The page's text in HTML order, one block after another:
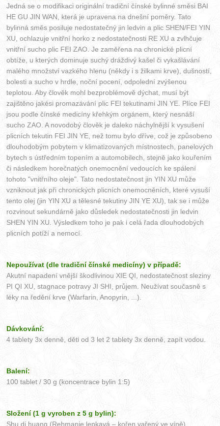
Jedná se o modifikaci originální tradiční čínské bylinné směsi BAI
HE GU JIN WAN, která je upravena na dnešní poměry. Tato
bylinná směs posiluje nedostatečný jin ledvin a plic SHEN/FEI YIN
XU, ochlazuje vnitřní horko z nedostatečnosti RE XU a zvlhčuje
vnitřní sucho plic FEI ZAO. Je zaměřena na chronické plicní
obtíže, u kterých dominuje suchý dráždivý kašel či vykašlávání
malého množství vazkého hlenu (někdy i s žilkami krve), dušností,
bolesti a sucho v hrdle, noční pocení, odpolední zvýšenou
teplotou. Aby člověk mohl bezproblémově dýchat, musí být
zajištěno jakési promazávání plic FEI tekutinami JIN YE. Plíce FEI
jsou podle čínské medicíny křehkým orgánem, který nesnáší
sucho ZAO. A novodobý člověk je daleko náchylnější k vysušení
plicních tekutin FEI JIN YE, než tomu bylo dříve, což je způsobeno
dlouhodobým pobytem v klimatizovaných místnostech, panelových
bytech s ústředním topením a automobilech, stejně jako kouřením
či následkem horečnatých onemocnění vedoucích ke spálení
tohoto "vnitřního oleje". Tato nedostatečnost jin YIN XU může
vzniknout jak při chronických plicních onemocněních, které vysuší
tento olej (jin YIN XU a tělesné tekutiny JIN YE XU), tak se i může
rozvinout sekundárně jako důsledek nedostatečnosti jin ledvin
SHEN YIN XU. Výsledkem toho je pak i celá řada dlouhodobých
plicních potíží a nemocí.
Nepoužívat (dle tradiční čínské medicíny) v případě:
Akutní napadení vnější škodlivinou XIE QI, nedostatečnost sleziny
PI QI XU, stagnace potravy JI SHI, průjem. Neužívat současně s
léky na ředění krve (Warfarin, Anopyrin, ...).
Dávkování:
4 tablety 3x denně, děti od 3 let 2 tablety 3x denně, zapít vodou.
Balení:
100 tablet / 30 g (koncentrace bylin 1:5)
Složení (1 g vyroben z 5 g bylin):
Shu di huang (Rehmanie lepkavá – kořen vařený ve víně)